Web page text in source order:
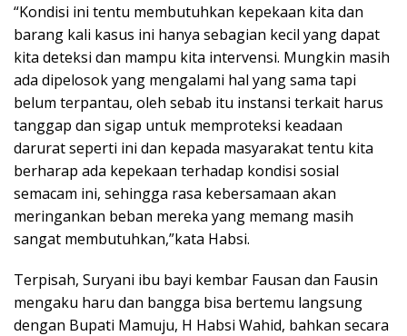
“Kondisi ini tentu membutuhkan kepekaan kita dan
barang kali kasus ini hanya sebagian kecil yang dapat
kita deteksi dan mampu kita intervensi. Mungkin masih
ada dipelosok yang mengalami hal yang sama tapi
belum terpantau, oleh sebab itu instansi terkait harus
tanggap dan sigap untuk memproteksi keadaan
darurat seperti ini dan kepada masyarakat tentu kita
berharap ada kepekaan terhadap kondisi sosial
semacam ini, sehingga rasa kebersamaan akan
meringankan beban mereka yang memang masih
sangat membutuhkan,”kata Habsi.
Terpisah, Suryani ibu bayi kembar Fausan dan Fausin
mengaku haru dan bangga bisa bertemu langsung
dengan Bupati Mamuju, H Habsi Wahid, bahkan secara